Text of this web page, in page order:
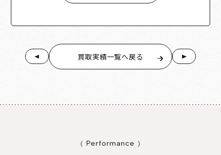
買取実績一覧へ戻る
（ Performance ）